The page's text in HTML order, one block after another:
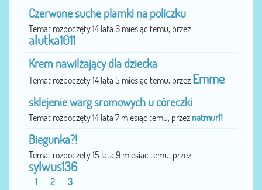
Czerwone suche plamki na policzku
Temat rozpoczęty 14 lata 6 miesiąc temu, przez
alutka1011
Krem nawilżający dla dziecka
Temat rozpoczęty 14 lata 5 miesiąc temu, przez Emme
sklejenie warg sromowych u córeczki
Temat rozpoczęty 14 lata 7 miesiąc temu, przez natmur11
Biegunka?!
Temat rozpoczęty 15 lata 9 miesiąc temu, przez
sylwus136
1 2 3